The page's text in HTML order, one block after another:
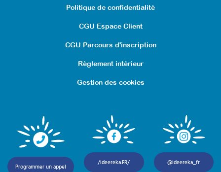
Politique de confidentialité
CGU Espace Client
CGU Parcours d'inscription
Règlement intérieur
Gestion des cookies
Programmer un appel
/ideereka.FR/ @ideereka_fr